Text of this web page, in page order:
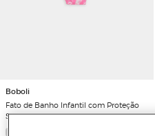
Boboli
Fato de Banho Infantil com Proteção
Solar Upf50+ Boboli